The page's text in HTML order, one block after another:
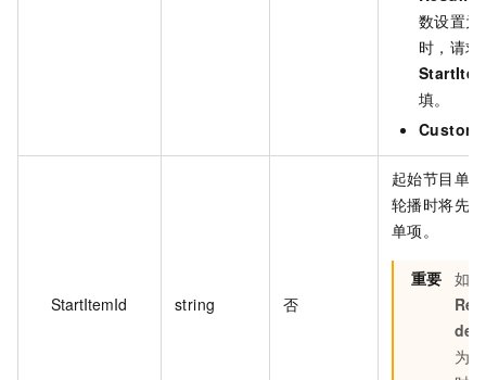
数设置为
时，请求
填。
Custom
StartItemId string 否
起始节目单
轮播时将先
单项。
重要 如果
de
为